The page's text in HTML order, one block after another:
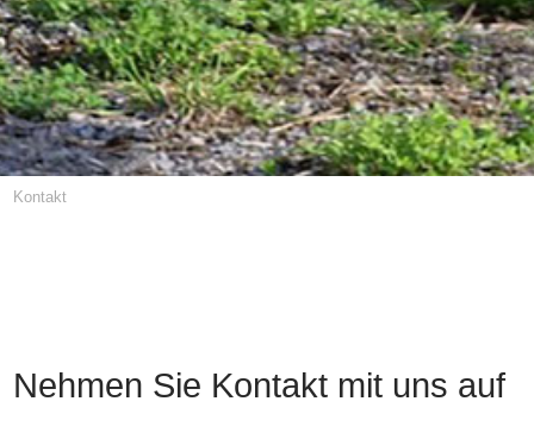
Kontakt
Nehmen Sie Kontakt mit uns auf